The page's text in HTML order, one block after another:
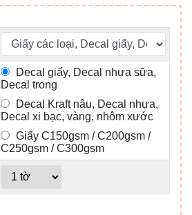
Decal giấy, Decal nhựa sữa,
Decal trong
Decal Kraft nâu, Decal nhựa,
Decal xi bạc, vàng, nhôm xước
Giấy C150gsm / C200gsm /
C250gsm / C300gsm